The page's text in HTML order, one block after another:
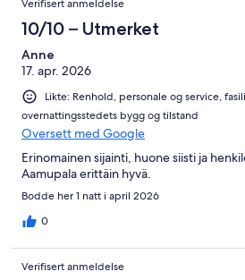
Verifisert anmeldelse
10/10 – Utmerket
Anne
17. apr. 2026
Likte: Renhold, personale og service,
overnattingsstedets bygg og tilstand
Oversett med Google
Erinomainen sijainti, huone siisti ja
Aamupala erittäin hyvä.
Bodde her 1 natt i april 2026
0
Verifisert anmeldelse